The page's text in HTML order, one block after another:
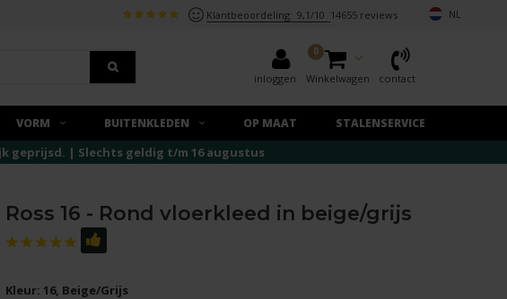
Klantbeoordeling: 9,1/10 14655 reviews NL
inloggen
0
Winkelwagen contact
VORM BUITENKLEDEN OP MAAT STALENSERVICE
| Slechts geldig t/m 16 augustus
Ross 16 - Rond vloerkleed in beige/grijs
Kleur: 16, Beige/Grijs